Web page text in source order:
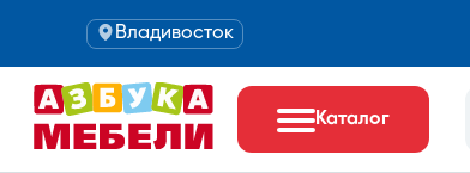
Владивосток
Каталог